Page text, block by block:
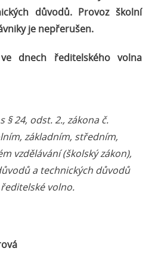
důvodů. Provoz školní
je nepřerušen.
dnech ředitelského volna
§ 24, odst. 2., zákona č.
základním, středním,
vzdělávání (školský zákon),
a technických důvodů
volno.